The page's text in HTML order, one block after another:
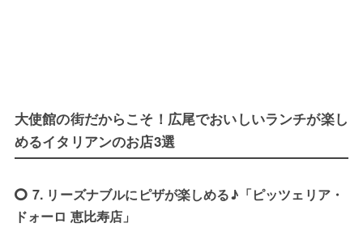
大使館の街だからこそ！広尾でおいしいランチが楽し
めるイタリアンのお店3選
7. リーズナブルにピザが楽しめる♪「ピッツェリア・
ドォーロ 恵比寿店」